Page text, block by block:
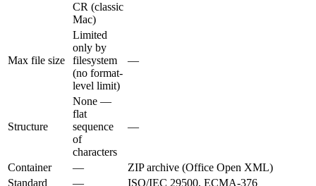
CR (classic
Mac)
Max file size
Limited
only by
filesystem
(no format-
level limit)
—
Structure
None —
flat
sequence
of
characters
—
Container —
ZIP archive (Office Open XML)
Standard
—
ISO/IEC 29500, ECMA-376